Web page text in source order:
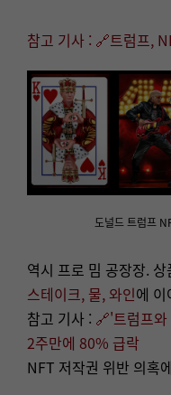
참고 기사 : 🔗트럼프,
도널드 트럼프
역시 프로 밈 공장장.
스테이크, 물, 와인에
참고 기사 : 🔗'트럼프
2주만에 80% 급락
NFT 저작권 위반 의혹